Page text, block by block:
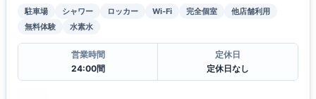
駐車場 シャワー ロッカー Wi-Fi 完全個室
他店舗利用
無料体験
水素水
営業時間
24:00間
定休日
定休日なし